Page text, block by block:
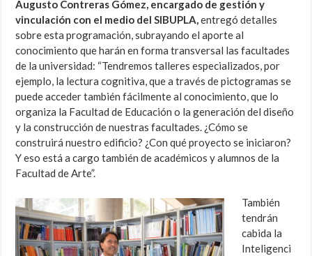
Augusto Contreras Gómez, encargado de gestión y
vinculación con el medio del SIBUPLA,entregó detalles
sobre esta programación, subrayando el aporte al
conocimiento que harán en forma transversal las facultades
de la universidad: “Tendremos talleres especializados, por
ejemplo, la lectura cognitiva, que a través de pictogramas se
puede acceder también fácilmente al conocimiento, que lo
organiza la Facultad de Educación o la generación del diseño
y la construcción de nuestras facultades. ¿Cómo se
construirá nuestro edificio? ¿Con qué proyecto se iniciaron?
Y eso está a cargo también de académicos y alumnos de la
Facultad de Arte”.
También
tendrán
cabida la
Inteligenci